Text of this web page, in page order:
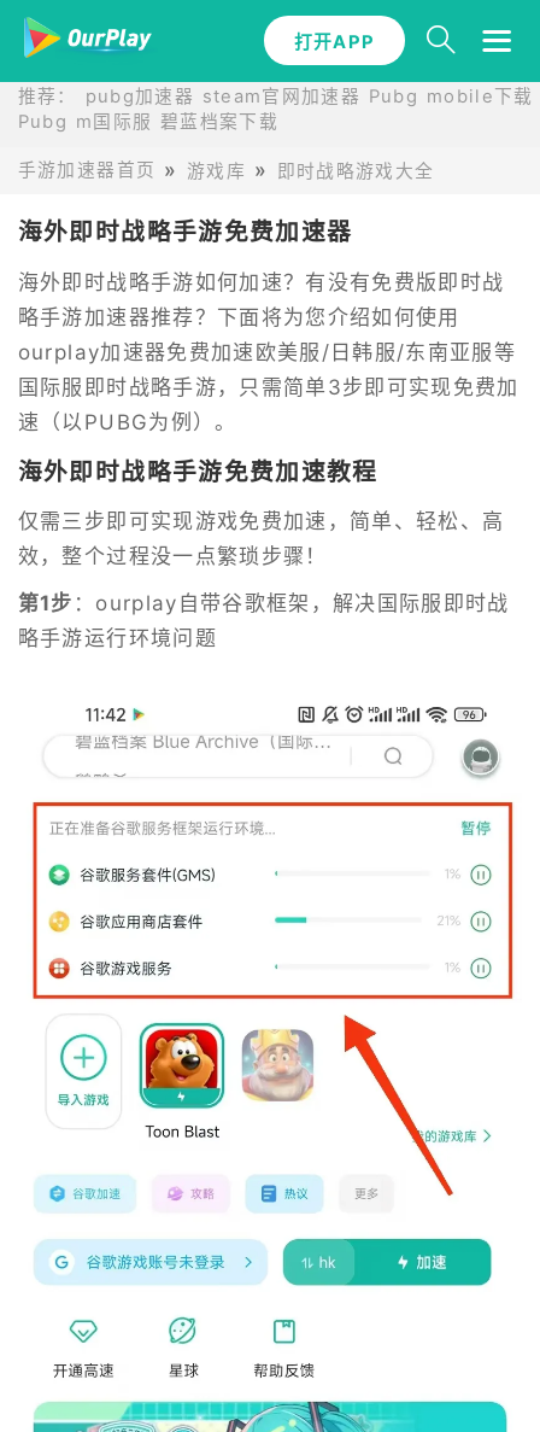
打开APP
推荐： pubg加速器 steam官网加速器 Pubg mobile下载
Pubg m国际服 碧蓝档案下载
手游加速器首页 游戏库 即时战略游戏大全
海外即时战略手游免费加速器
海外即时战略手游如何加速？有没有免费版即时战
略手游加速器推荐？下面将为您介绍如何使用
ourplay加速器免费加速欧美服/日韩服/东南亚服等
国际服即时战略手游，只需简单3步即可实现免费加
速（以PUBG为例）。
海外即时战略手游免费加速教程
仅需三步即可实现游戏免费加速，简单、轻松、高
效，整个过程没一点繁琐步骤！
第1步 ：ourplay自带谷歌框架，解决国际服即时战
略手游运行环境问题